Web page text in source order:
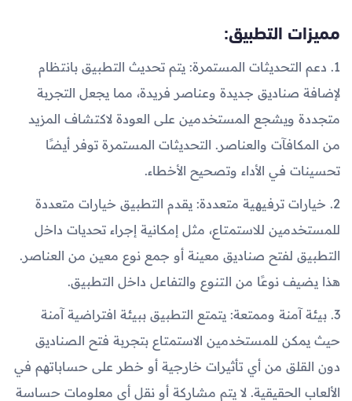
مميزات التطبيق:
1. دعم التحديثات المستمرة: يتم تحديث التطبيق بانتظام
لإضافة صناديق جديدة وعناصر فريدة، مما يجعل التجربة
متجددة ويشجع المستخدمين على العودة لاكتشاف المزيد
من المكافآت والعناصر. التحديثات المستمرة توفر أيضًا
تحسينات في الأداء وتصحيح الأخطاء.
2. خيارات ترفيهية متعددة: يقدم التطبيق خيارات متعددة
للمستخدمين للاستمتاع، مثل إمكانية إجراء تحديات داخل
التطبيق لفتح صناديق معينة أو جمع نوع معين من العناصر.
هذا يضيف نوعًا من التنوع والتفاعل داخل التطبيق.
3. بيئة آمنة وممتعة: يتمتع التطبيق ببيئة افتراضية آمنة
حيث يمكن للمستخدمين الاستمتاع بتجربة فتح الصناديق
دون القلق من أي تأثيرات خارجية أو خطر على حساباتهم في
الألعاب الحقيقية. لا يتم مشاركة أو نقل أي معلومات حساسة